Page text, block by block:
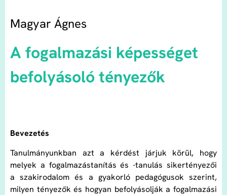
Magyar Ágnes
A fogalmazási képességet
befolyásoló tényezők
Bevezetés
Tanulmányunkban azt a kérdést járjuk körül, hogy
melyek a fogalmazástanítás és -tanulás sikertényezői
a szakirodalom és a gyakorló pedagógusok szerint,
milyen tényezők és hogyan befolyásolják a fogalmazási